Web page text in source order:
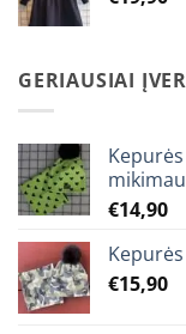
GERIAUSIAI
€14,90
€15,90